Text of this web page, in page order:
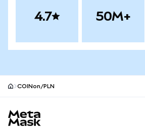
4.7 50M+
COINon/PLN